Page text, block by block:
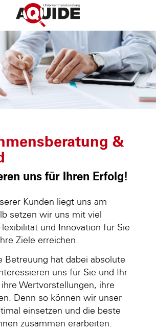
&
uns für Ihren Erfolg!
Kunden liegt uns am
setzen wir uns mit viel
und Innovation für Sie
Ziele erreichen.
Betreuung hat dabei absolute
uns für Sie und Ihr
Wertvorstellungen, ihre
Denn so können wir unser
einsetzen und die beste
zusammen erarbeiten.